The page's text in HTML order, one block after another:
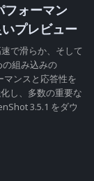
フォーマン
プレビュー
で滑らか、そして
組み込みの
ンスと応答性を
し、多数の重要な
3.5.1 をダウ